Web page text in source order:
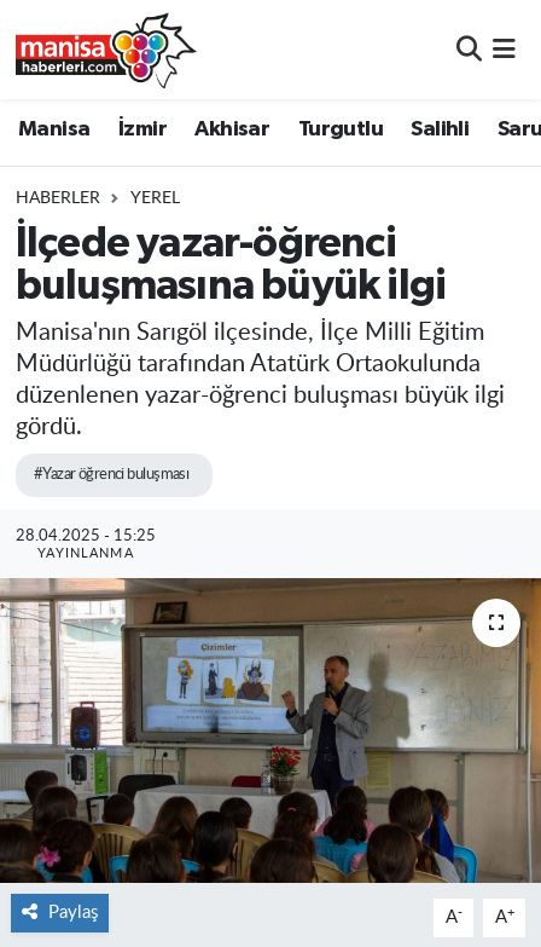
Manisa İzmir Akhisar Turgutlu Salihli
HABERLER YEREL
İlçede yazar-öğrenci
buluşmasına büyük ilgi
Manisa'nın Sarıgöl ilçesinde, İlçe Milli Eğitim
Müdürlüğü tarafından Atatürk Ortaokulunda
düzenlenen yazar-öğrenci buluşması büyük ilgi
gördü.
#Yazar öğrenci buluşması
28.04.2025 - 15:25
YAYINLANMA
Paylaş A- A+
Turgutlu
Salihli
Saruhanlı
Manisa Nöbetçi Eczaneler
Manisa Trafik Yoğunluk Haritası
Süper Lig Puan Durumu ve Fikstür
Tüm Manşetler